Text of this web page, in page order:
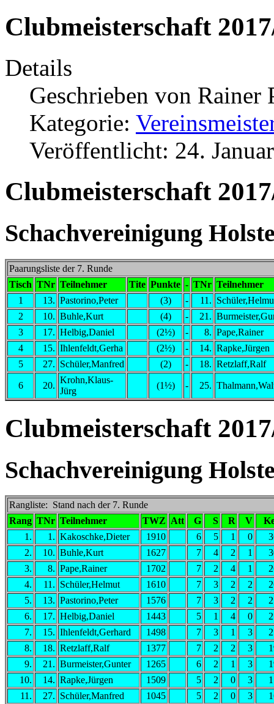
Clubmeisterschaft
Details
Geschrieben von Rainer
Kategorie:
Veröffentlicht: 24.
Clubmeisterschaft
Schachvereinigung
Paarungsliste der 7. Runde
Tisch TNr Teilnehmer Tite Punkte - TNr Teilnehmer
1
13. Pastorino,Peter (3) - 11.
2
10. Buhle,Kurt (4) - 21.
3
17. Helbig,Daniel (2½) - 8. Pape,Rainer
4
15. Ihlenfeldt,Gerha (2½) - 14. Rapke,Jürgen
5
27. Schüler,Manfred (2) - 18. Retzlaff,Ralf
6 20.
Krohn,Klaus-
Jürg
(1½) - 25.
Clubmeisterschaft
Schachvereinigung
Rangliste: Stand nach der 7. Runde
Rang TNr Teilnehmer TWZ Att G S R V
1.
1. Kakoschke,Dieter 1910 6 5 1 0
2.
10. Buhle,Kurt 1627 7 4 2 1
3.
8. Pape,Rainer 1702 7 2 4 1
4.
11. Schüler,Helmut 1610 7 3 2 2
5.
13. Pastorino,Peter 1576 7 3 2 2
6.
17. Helbig,Daniel 1443 5 1 4 0
7.
15. Ihlenfeldt,Gerhard 1498 7 3 1 3
8.
18. Retzlaff,Ralf 1377 7 2 2 3
9.
21. Burmeister,Gunter 1265 6 2 1 3
10.
14. Rapke,Jürgen 1509 5 2 0 3
11.
27. Schüler,Manfred 1045 5 2 0 3